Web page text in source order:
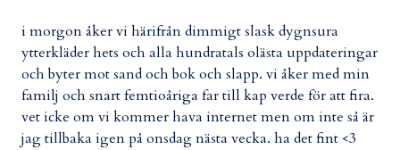
i morgon åker vi härifrån dimmigt slask dygnsura
ytterkläder hets och alla hundratals olästa uppdateringar
och byter mot sand och bok och slapp. vi åker med min
familj och snart femtioåriga far till kap verde för att fira.
vet icke om vi kommer hava internet men om inte så är
jag tillbaka igen på onsdag nästa vecka. ha det fint <3